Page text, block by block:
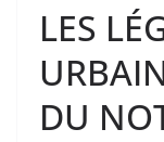
LES
DU